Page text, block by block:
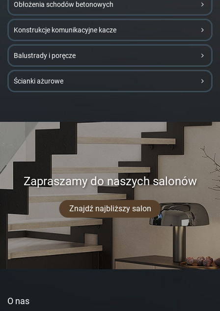
Obłożenia schodów betonowych
Konstrukcje komunikacyjne kacze
Balustrady i poręcze
Ścianki ażurowe
Zapraszamy do naszych salonów
Znajdź najbliższy salon
O nas